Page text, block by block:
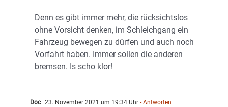
Denn es gibt immer mehr, die rücksichtslos
ohne Vorsicht denken, im Schleichgang ein
Fahrzeug bewegen zu dürfen und auch noch
Vorfahrt haben. Immer sollen die anderen
bremsen. Is scho klor!
Doc 23. November 2021 um 19:34 Uhr - Antworten